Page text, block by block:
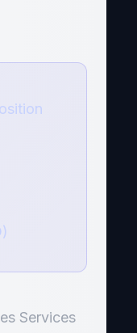
Services